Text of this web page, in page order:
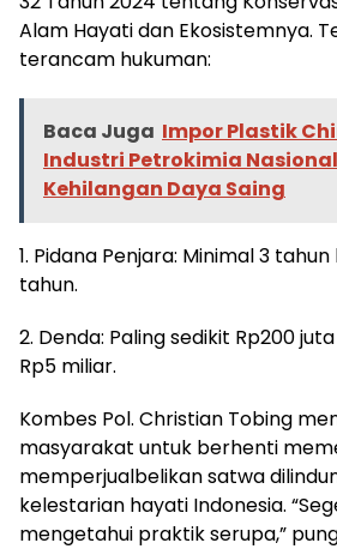
Alam Hayati dan Ekosistemnya.
terancam hukuman:
Baca Juga Impor Plastik
Industri Petrokimia
Kehilangan Daya Saing
1. Pidana Penjara: Minimal 3
tahun.
2. Denda: Paling sedikit Rp200
Rp5 miliar.
Kombes Pol. Christian Tobing
masyarakat untuk berhenti
memperjualbelikan satwa
kelestarian hayati Indonesia.
mengetahui praktik serupa,”